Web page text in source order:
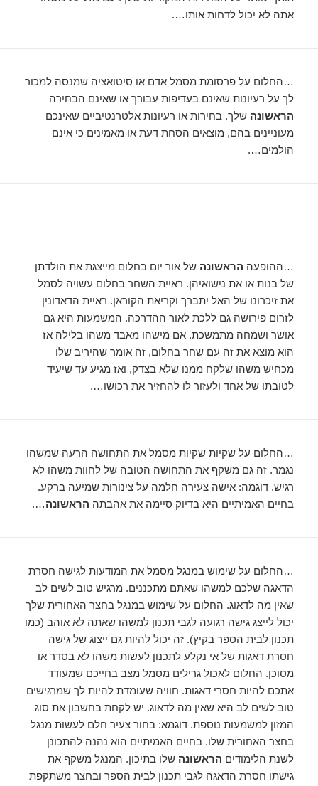
אתה לא יכול לדחות אותו….
…החלום על פרסומת מסמל אדם או סיטואציה שמנסה למכור
לך על רעיונות שאינם בעדיפות עבורך או שאינם הבחירה
הראשונה שלך. בחירות או רעיונות אלטרנטיביים שאינכם
מעוניינים בהם, מוצאים הסחת דעת או מאמינים כי אינם
הולמים….
…ההופעה הראשונה של אור יום בחלום מייצגת את הולדתן
של בנות או את נישואיהן. ראיית השחר בחלום עשויה לסמל
את זיכרונו של האל יתברך וקריאת הקוראן. ראיית הדאדונין
לזרום פירושה גם ללכת לאור ההדרכה. המשמעות היא גם
אושר ושמחה מתמשכת. אם מישהו מאבד משהו בלילה אז
הוא מוצא את זה עם שחר בחלום, זה אומר שהיריב שלו
מכחיש משהו שלקח ממנו שלא בצדק, ואז מגיע עד שיעיד
לטובתו של אחד ולעזור לו להחזיר את רכושו….
…החלום על שקיות שקיות מסמל את התחושה הרעה שמשהו
נגמר. זה גם משקף את התחושה הטובה של לחוות משהו לא
רגיש. דוגמה: אישה צעירה חלמה על צינורות שמיעה ברקע.
בחיים האמיתיים היא בדיוק סיימה את אהבתה הראשונה….
…החלום על שימוש במנגל מסמל את המודעות לגישה חסרת
הדאגה שלכם למשהו שאתם מתכננים. מרגיש טוב לשים לב
שאין מה לדאוג. החלום על שימוש במנגל בחצר האחורית שלך
יכול לייצג גישה רגועה לגבי תכנון למשהו שאתה לא אוהב (כמו
תכנון לבית הספר בקיץ). זה יכול להיות גם ייצוג של גישה
חסרת דאגות של אי נקלע לתכנון לעשות משהו לא בסדר או
מסוכן. החלום לאכול גרילים מסמל מצב בחייכם שמעודד
אתכם להיות חסרי דאגות. חוויה שעומדת להיות לך שמרגישים
טוב לשים לב היא שאין מה לדאוג. יש לקחת בחשבון את סוג
המזון למשמעות נוספת. דוגמא: בחור צעיר חלם לעשות מנגל
בחצר האחורית שלו. בחיים האמיתיים הוא נהנה להתכונן
לשנת הלימודים הראשונה שלו בתיכון. המנגל משקף את
גישתו חסרת הדאגה לגבי תכנון לבית הספר ובחצר משתקפת